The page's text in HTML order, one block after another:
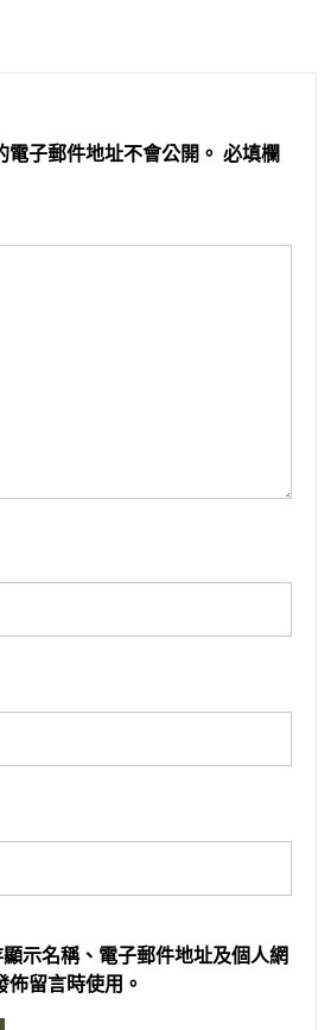
子郵件地址不會公開。 必填欄
示名稱、電子郵件地址及個人網
留言時使用。